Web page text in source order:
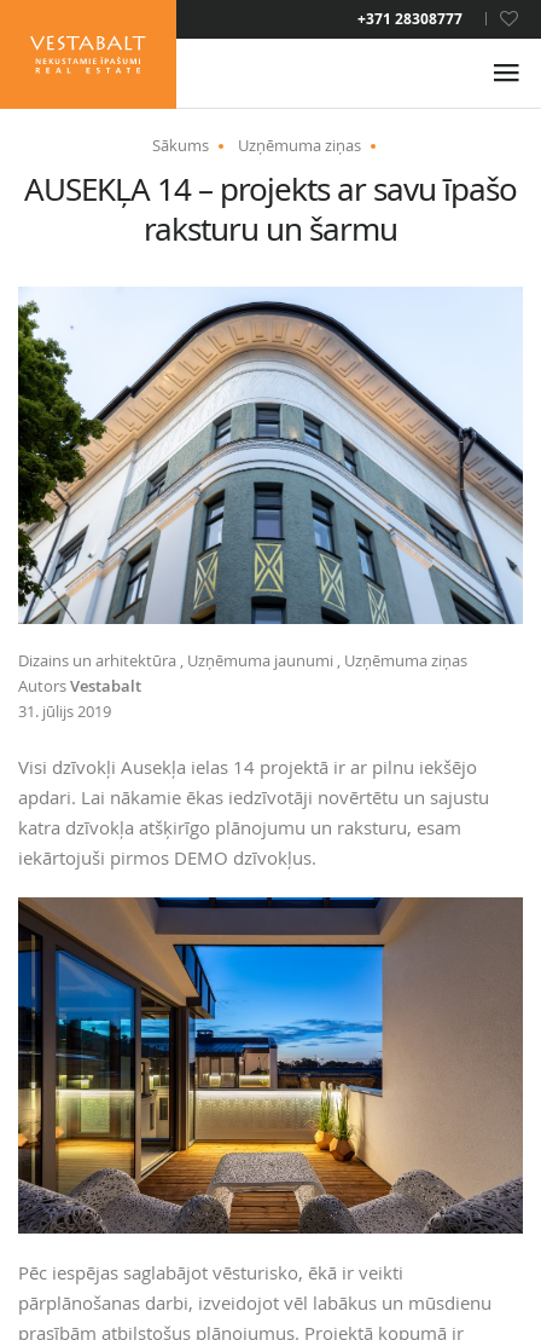
+371 28308777
RUS
PAR MUMS
ĪPAŠUMI
PAKALPOJUMI
UZTURĒŠANĀS ATĻAUJA
KONTAKTI
Sākums Uzņēmuma ziņas
AUSEKĻA 14 – projekts ar savu īpašo
raksturu un šarmu
Dizains un arhitektūra Uzņēmuma jaunumi
Uzņēmuma ziņas
AutorsVestabalt
31. jūlijs 2019
Visi dzīvokļi Ausekļa ielas 14 projektā ir ar pilnu iekšējo
apdari. Lai nākamie ēkas iedzīvotāji novērtētu un sajustu
katra dzīvokļa atšķirīgo plānojumu un raksturu, esam
iekārtojuši pirmos DEMO dzīvokļus.
Pēc iespējas saglabājot vēsturisko, ēkā ir veikti
pārplānošanas darbi, izveidojot vēl labākus un mūsdienu
prasībām atbilstošus plānojumus. Projektā kopumā ir